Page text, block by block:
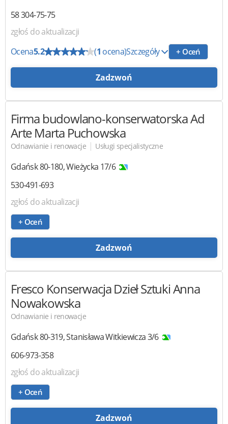
58 304-75-75
zgłoś do aktualizacji
Ocena5.2 (1 ocena)Szczegóły + Oceń
Zadzwoń
Firma budowlano-konserwatorskaAd
Arte Marta Puchowska
Odnawianie i renowacje | Usługi specjalistyczne
Gdańsk80-180,Wieżycka 17/6
530-491-693
zgłoś do aktualizacji
+ Oceń
Zadzwoń
Fresco Konserwacja Dzieł Sztuki Anna
Nowakowska
Odnawianie i renowacje
Gdańsk80-319,Stanisława Witkiewicza 3/6
606-973-358
zgłoś do aktualizacji
+ Oceń
Zadzwoń